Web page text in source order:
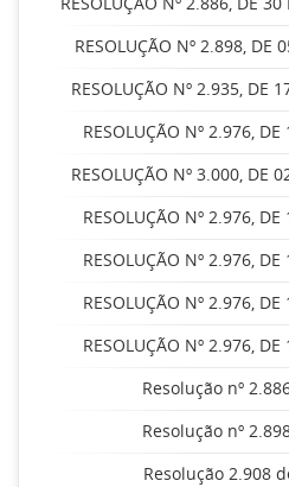
RESOLUÇÃO Nº 2.898, DE
RESOLUÇÃO Nº 2.935, DE
RESOLUÇÃO Nº 2.976,
RESOLUÇÃO Nº 3.000, DE
RESOLUÇÃO Nº 2.976,
RESOLUÇÃO Nº 2.976,
RESOLUÇÃO Nº 2.976,
RESOLUÇÃO Nº 2.976,
Resolução nº
Resolução nº
Resolução 2.908